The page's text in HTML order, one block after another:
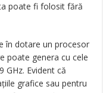
poate fi folosit fără
în dotare un procesor
poate genera cu cele
GHz. Evident că
grafice sau pentru